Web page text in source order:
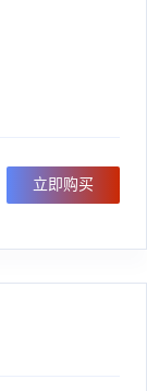
立即购买